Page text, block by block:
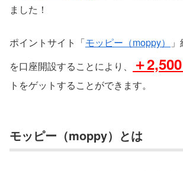
ました！
ポイントサイト「モッピー（moppy）
を口座開設することにより、
＋
トをゲットすることができます。
モッピー（moppy）とは